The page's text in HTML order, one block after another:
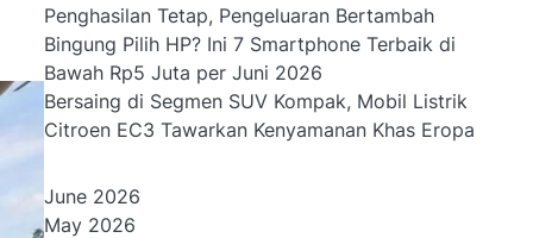
Penghasilan Tetap, Pengeluaran Bertambah
Bingung Pilih HP? Ini 7 Smartphone Terbaik di
Bawah Rp5 Juta per Juni 2026
Bersaing di Segmen SUV Kompak, Mobil Listrik
Citroen EC3 Tawarkan Kenyamanan Khas Eropa
June 2026
May 2026